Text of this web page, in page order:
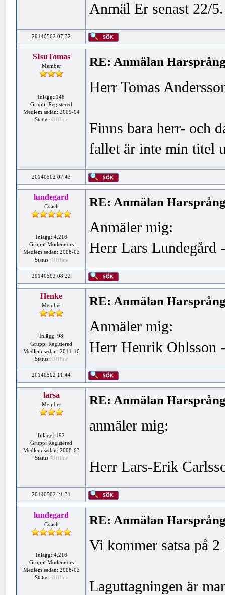
Anmäl Er senast 22/5.
20140502 07:32
SIsuTomas
Member
Inlägg: 148
Grupp: Registered
Medlem sedan: 2009-04
Status: Offline
RE: Anmälan
Herr Tomas
Finns bara herr- och
fallet är inte min titel
20140502 07:43
lundegard
Coach
Inlägg: 4,216
Grupp: Moderators
Medlem sedan: 2008-03
Status: Offline
RE: Anmälan
Anmäler mig:
Herr Lars Lundegård
20140502 08:22
Henke
Member
Inlägg: 98
Grupp: Registered
Medlem sedan: 2011-10
Status: Offline
RE: Anmälan
Anmäler mig:
Herr Henrik Ohlsson
20140502 11:44
larsa
Member
Inlägg: 192
Grupp: Registered
Medlem sedan: 2008-03
Status: Offline
RE: Anmälan
anmäler mig:
Herr Lars-Erik
20140502 21:31
lundegard
Coach
Inlägg: 4,216
Grupp: Moderators
Medlem sedan: 2008-03
Status: Offline
RE: Anmälan
Vi kommer satsa på 2
Laguttagningen är